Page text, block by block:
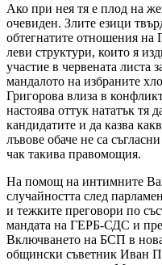
Ако при нея тя е плод на
очевиден. Злите езици
обтегнатите отношения на
леви структури, които я
участие в червената листа
мандалото на избраните
Григорова влиза в
настоява оттук нататък тя
кандидатите и да казва
лъвове обаче не са
чак такива правомощия.
На помощ на интимните
случайността след
и тежките преговори по
мандата на ГЕРБ-СДС и
Включването на БСП в
общински съветник Иван